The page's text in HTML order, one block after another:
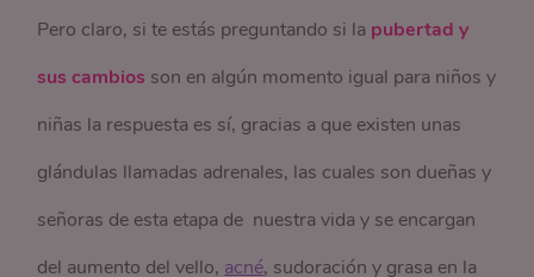
Pero claro, si te estás preguntando si la pubertad y
sus cambios son en algún momento igual para niños y
niñas la respuesta es sí, gracias a que existen unas
glándulas llamadas adrenales, las cuales son dueñas y
señoras de esta etapa de nuestra vida y se encargan
del aumento del vello, acné, sudoración y grasa en la